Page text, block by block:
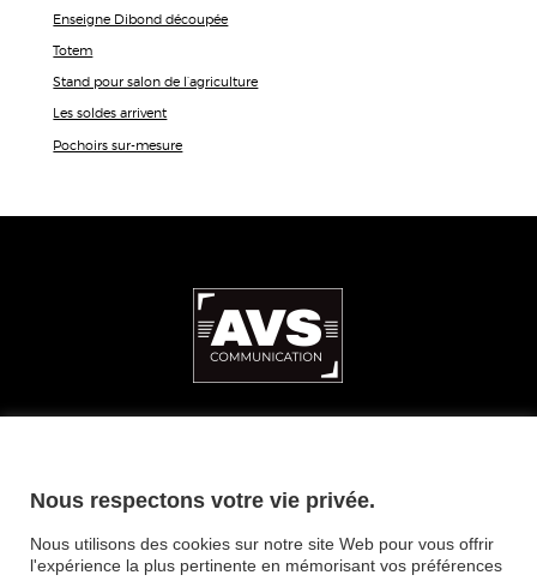
Enseigne Dibond découpée
Totem
Stand pour salon de l’agriculture
Les soldes arrivent
Pochoirs sur-mesure
CONTACT MENTIONS LÉGALES PLAN DU SITE PRESSE
Nous respectons votre vie privée.
Nous utilisons des cookies sur notre site Web pour vous offrir
l'expérience la plus pertinente en mémorisant vos préférences